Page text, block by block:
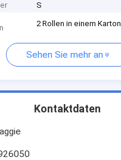
S
2 Rollen in einem Karton
Sehen Sie mehr an
Kontaktdaten